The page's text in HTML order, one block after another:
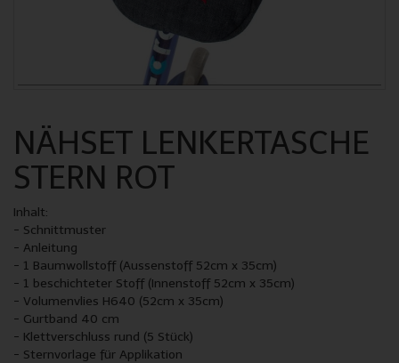
NÄHSET LENKERTASCHE
STERN ROT
Inhalt:
- Schnittmuster
- Anleitung
- 1 Baumwollstoff (Aussenstoff 52cm x 35cm)
- 1 beschichteter Stoff (Innenstoff 52cm x 35cm)
- Volumenvlies H640 (52cm x 35cm)
- Gurtband 40 cm
- Klettverschluss rund (5 Stück)
- Sternvorlage für Applikation